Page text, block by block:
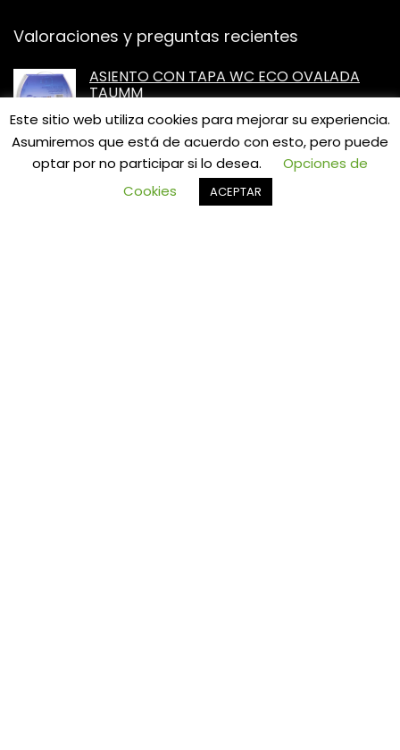
Valoraciones y preguntas recientes
ASIENTO CON TAPA WC ECO OVALADA
TAUMM
★ ★★★★
por ANDRES
LLAVE MONOMANDO LAVATORIO
LAVAMANOS MODERN INOXIDABLE TAUMM
Este sitio web utiliza cookies para mejorar su experiencia.
Asumiremos que está de acuerdo con esto, pero puede
optar por no participar si lo desea.
Opciones de
Cookies
ACEPTAR